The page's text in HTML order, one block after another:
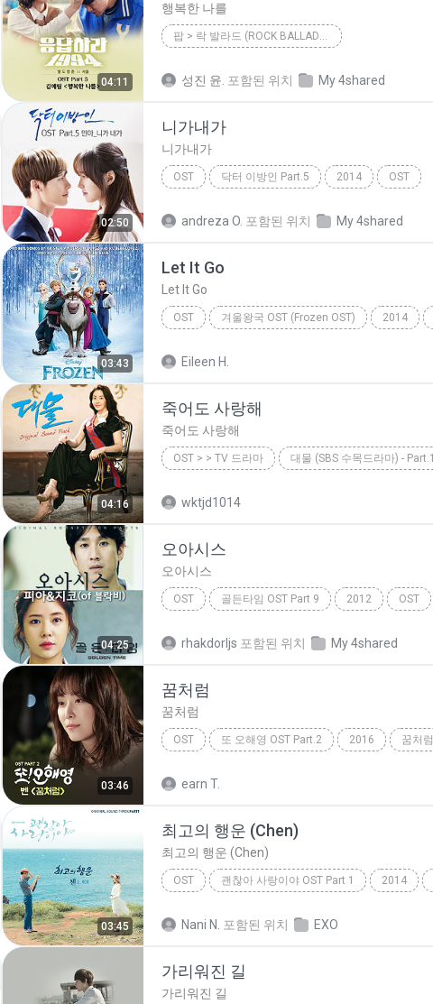
04:11
행복한 나를
팝 > 락 발라드 (ROCK BALLAD), OST > > TV 드라마
성진 윤. 포함된 위치 My 4shared
02:50
니가내가
니가내가
OST 닥터 이방인 Part.5 2014 OST
andreza O. 포함된 위치 My 4shared
03:43
Let It Go
Let It Go
OST 겨울왕국 OST (Frozen OST) 2014
Eileen H.
04:16
죽어도 사랑해
죽어도 사랑해
OST > > TV 드라마 대물 (SBS 수목드라마) - Part.1
wktjd1014
04:25
오아시스
오아시스
OST 골든타임 OST Part 9 2012 OST
rhakdorljs 포함된 위치 My 4shared
03:46
꿈처럼
꿈처럼
OST 또 오해영 OST Part.2 2016 꿈처럼
earn T.
03:45
최고의 행운 (Chen)
최고의 행운 (Chen)
OST 괜찮아 사랑이야 OST Part 1 2014
Nani N. 포함된 위치 EXO
가리워진 길
가리워진 길